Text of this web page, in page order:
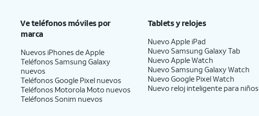
Ve teléfonos móviles por
marca
Nuevos iPhones de Apple
Teléfonos Samsung Galaxy
nuevos
Teléfonos Google Pixel nuevos
Teléfonos Motorola Moto nuevos
Teléfonos Sonim nuevos
Tablets y relojes
Nuevo Apple iPad
Nuevo Samsung Galaxy Tab
Nuevo Apple Watch
Nuevo Samsung Galaxy Watch
Nuevo Google Pixel Watch
Nuevo reloj inteligente para niños